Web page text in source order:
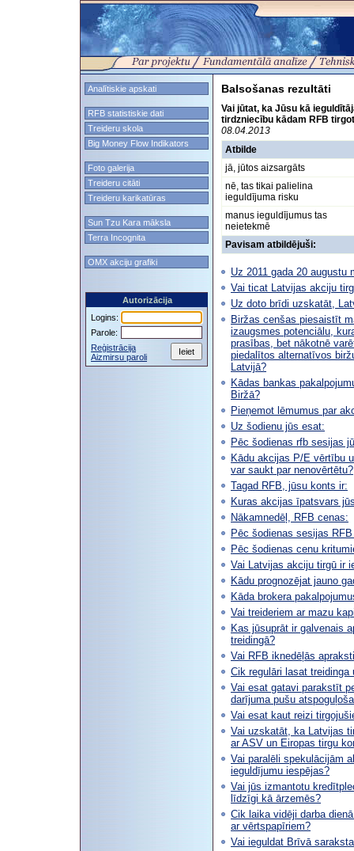
Analītiskie apskati
RFB statistiskie dati
Treideru skola
Big Money Flow Indikators
Foto galerija
Treideru citāti
Treideru karikatūras
Sun Tzu Kara māksla
Terra Incognita
OMX akciju grafiki
Autorizācija
Logins:
Parole:
Reģistrācija
Aizmirsu paroli
Balsošanas rezultāti
Vai jūtat, ka Jūsu kā
tirdzniecību kādam RFB
08.04.2013
Atbilde
jā, jūtos aizsargāts
nē, tas tikai palielina
ieguldījuma risku
manus ieguldījumus tas
neietekmē
Pavisam atbildējuši:
Uz 2011 gada 20 augustu
Vai ticat Latvijas akciju
Uz doto brīdi uzskatāt,
Biržas cenšas piesaistīt
izaugsmes potenciālu,
prasības, bet nākotnē
piedalītos alternatīvos
Latvijā?
Kādas bankas
Biržā?
Pieņemot lēmumus par
Uz šodienu jūs esat:
Pēc šodienas rfb sesijas
Kādu akcijas P/E vērtību
var saukt par nenovērtētu?
Tagad RFB, jūsu konts ir:
Kuras akcijas īpatsvars
Nākamnedēļ, RFB cenas:
Pēc šodienas sesijas
Pēc šodienas cenu
Vai Latvijas akciju tirgū ir
Kādu prognozējat jauno
Kāda brokera
Vai treideriem ar mazu
Kas jūsuprāt ir galvenais
treidingā?
Vai RFB iknedēļās
Cik regulāri lasat
Vai esat gatavi parakstīt
darījuma pušu
Vai esat kaut reizi
Vai uzskatāt, ka Latvijas
ar ASV un Eiropas tirgu
Vai paralēli spekulācijām
ieguldījumu iespējas?
Vai jūs izmantotu
līdzīgi kā ārzemēs?
Cik laika vidēji darba
ar vērtspapīriem?
Vai ieguldat Brīvā